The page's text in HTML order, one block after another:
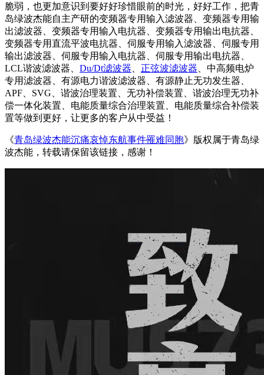
脆弱，也更加意识到要好好珍惜眼前的时光，好好工作，把青
岛绿波杰能自主产研的变频器专用输入滤波器、变频器专用输
出滤波器、变频器专用输入电抗器、变频器专用输出电抗器、
变频器专用直流平波电抗器、伺服专用输入滤波器、伺服专用
输出滤波器、伺服专用输入电抗器、伺服专用输出电抗器、
LCL谐波滤波器、 Du/Dt滤波器 正弦波滤波器 、中高频电炉
专用滤波器、有源电力谐波滤波器、有源静止无功发生器、
APF、SVG、谐波治理装置、无功补偿装置、谐波治理无功补
偿一体化装置、电能质量综合治理装置、电能质量综合补偿装
置等做到更好，让更多的客户从中受益！
《青岛绿波杰能沉痛哀悼东航事件罹难同胞》版权属于青岛绿
波杰能，转载请保留该链接，感谢！